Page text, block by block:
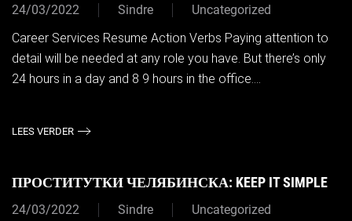
24/03/2022 Sindre
Uncategorized
Career Services Resume Action Verbs Paying attention to
detail will be needed at any role you have. But there’s only
24 hours in a day and 8 9 hours in the office....
LEES VERDER
ПРОСТИТУТКИ ЧЕЛЯБИНСКА: KEEP IT SIMPLE
24/03/2022 Sindre
Uncategorized